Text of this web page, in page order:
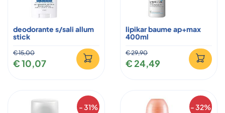
deodorante s/sali allum
stick
€ 15,00
€ 10,07
lipikar baume ap+max
400ml
€ 29,90
€ 24,49
- 31% - 32%